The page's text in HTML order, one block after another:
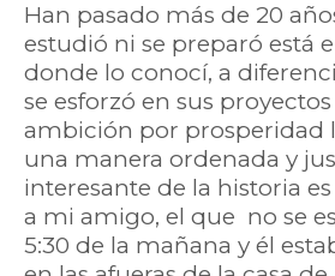
Han pasado más de 20
estudió ni se preparó está
donde lo conocí, a
se esforzó en sus
ambición por prosperidad
una manera ordenada y
interesante de la historia
a mi amigo, el que no se
5:30 de la mañana y él